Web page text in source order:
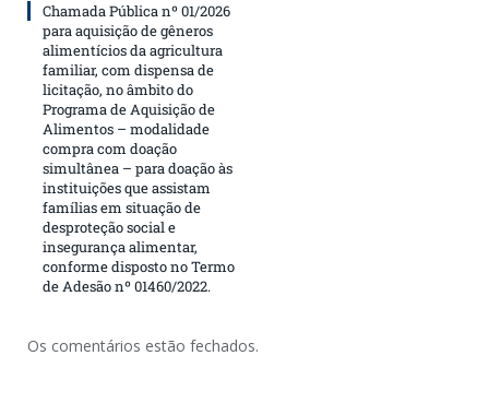
Chamada Pública nº 01/2026
para aquisição de gêneros
alimentícios da agricultura
familiar, com dispensa de
licitação, no âmbito do
Programa de Aquisição de
Alimentos – modalidade
compra com doação
simultânea – para doação às
instituições que assistam
famílias em situação de
desproteção social e
insegurança alimentar,
conforme disposto no Termo
de Adesão nº 01460/2022.
Os comentários estão fechados.